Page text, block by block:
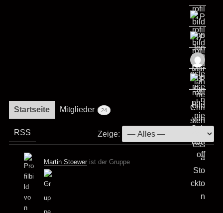
Startseite Mitglieder 24
RSS Zeige:
Martin Stoewerist der Gruppe